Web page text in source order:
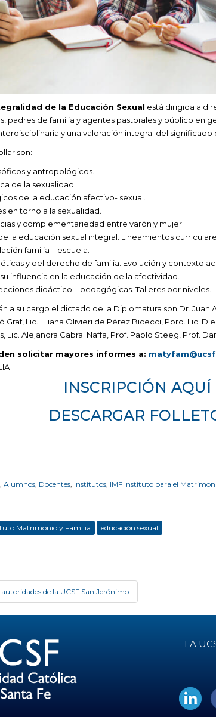
de la Educación Sexual está dirigida a
padres de familia y agentes pastorales y público en
y una valoración integral del significado
son:
y antropológicos.
de la sexualidad.
de la educación afectivo- sexual.
en torno a la sexualidad.
y complementariedad entre varón y mujer.
la educación sexual integral. Lineamientos
familia – escuela.
y del derecho de familia. Evolución y contexto
influencia en la educación de la afectividad.
didáctico – pedagógicas. Talleres por niveles.
a su cargo el dictado de la Diplomatura son Dr. Juan
Lic. Liliana Olivieri de Pérez Bicecci, Pbro. Lic.
Lic. Alejandra Cabral Naffa, Prof. Pablo Steeg, Prof.
solicitar mayores informes a:
INSCRIPCIÓN AQUÍ
DESCARGAR
, Alumnos, Docentes, Institutos, IMF Instituto para el
Matrimonio y Familia educación sexual
de la UCSF San Jerónimo
LA